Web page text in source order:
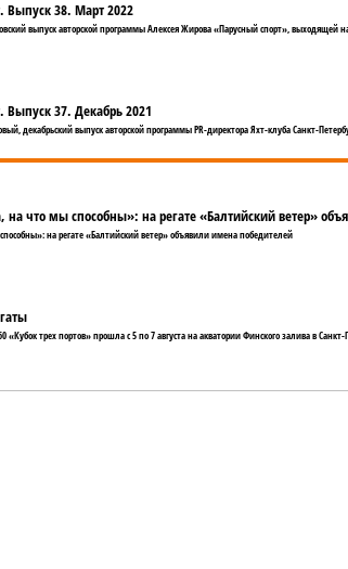
Выпуск 38. Март 2022
выпуск авторской программы Алексея Жирова «Парусный спорт», выходящей
37. Декабрь 2021
декабрьский выпуск авторской программы PR-директора Яхт-клуба Санкт-
на что мы способны»: на регате «Балтийский ветер»
на регате «Балтийский ветер» объявили имена победителей
«Кубок трех портов» прошла с 5 по 7 августа на акватории Финского залива в Санкт-